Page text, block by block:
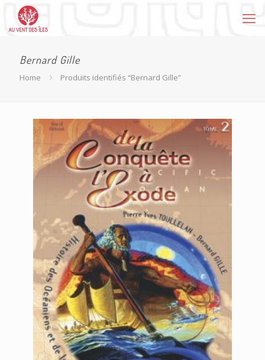
Bernard Gille
Home Produits identifiés “Bernard Gille”